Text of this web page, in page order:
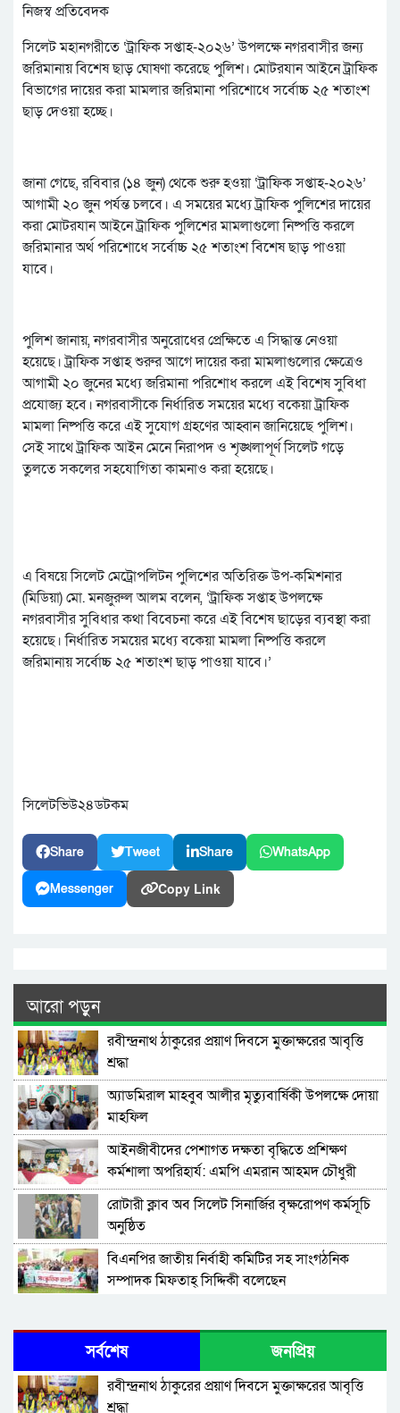
নিজস্ব প্রতিবেদক
সিলেট মহানগরীতে ‘ট্রাফিক সপ্তাহ-২০২৬’ উপলক্ষে নগরবাসীর জন্য
জরিমানায় বিশেষ ছাড় ঘোষণা করেছে পুলিশ। মোটরযান আইনে ট্রাফিক
বিভাগের দায়ের করা মামলার জরিমানা পরিশোধে সর্বোচ্চ ২৫ শতাংশ
ছাড় দেওয়া হচ্ছে।
জানা গেছে, রবিবার (১৪ জুন) থেকে শুরু হওয়া ‘ট্রাফিক সপ্তাহ-২০২৬’
আগামী ২০ জুন পর্যন্ত চলবে। এ সময়ের মধ্যে ট্রাফিক পুলিশের দায়ের
করা মোটরযান আইনে ট্রাফিক পুলিশের মামলাগুলো নিষ্পত্তি করলে
জরিমানার অর্থ পরিশোধে সর্বোচ্চ ২৫ শতাংশ বিশেষ ছাড় পাওয়া
যাবে।
পুলিশ জানায়, নগরবাসীর অনুরোধের প্রেক্ষিতে এ সিদ্ধান্ত নেওয়া
হয়েছে। ট্রাফিক সপ্তাহ শুরুর আগে দায়ের করা মামলাগুলোর ক্ষেত্রেও
আগামী ২০ জুনের মধ্যে জরিমানা পরিশোধ করলে এই বিশেষ সুবিধা
প্রযোজ্য হবে। নগরবাসীকে নির্ধারিত সময়ের মধ্যে বকেয়া ট্রাফিক
মামলা নিষ্পত্তি করে এই সুযোগ গ্রহণের আহ্বান জানিয়েছে পুলিশ।
সেই সাথে ট্রাফিক আইন মেনে নিরাপদ ও শৃঙ্খলাপূর্ণ সিলেট গড়ে
তুলতে সকলের সহযোগিতা কামনাও করা হয়েছে।
এ বিষয়ে সিলেট মেট্রোপলিটন পুলিশের অতিরিক্ত উপ-কমিশনার
(মিডিয়া) মো. মনজুরুল আলম বলেন, ‘ট্রাফিক সপ্তাহ উপলক্ষে
নগরবাসীর সুবিধার কথা বিবেচনা করে এই বিশেষ ছাড়ের ব্যবস্থা করা
হয়েছে। নির্ধারিত সময়ের মধ্যে বকেয়া মামলা নিষ্পত্তি করলে
জরিমানায় সর্বোচ্চ ২৫ শতাংশ ছাড় পাওয়া যাবে।’
সিলেটভিউ২৪ডটকম
Share Tweet Share WhatsApp
Messenger Copy Link
আরো পড়ুন
রবীন্দ্রনাথ ঠাকুরের প্রয়াণ দিবসে মুক্তাক্ষরের আবৃত্তি
শ্রদ্ধা
অ্যাডমিরাল মাহবুব আলীর মৃত্যুবার্ষিকী উপলক্ষে দোয়া
মাহফিল
‎আইনজীবীদের পেশাগত দক্ষতা বৃদ্ধিতে প্রশিক্ষণ
কর্মশালা অপরিহার্য: এমপি এমরান আহমদ চৌধুরী
রোটারী ক্লাব অব সিলেট সিনার্জির বৃক্ষরোপণ কর্মসূচি
অনুষ্ঠিত
বিএনপির জাতীয় নির্বাহী কমিটির সহ সাংগঠনিক
সম্পাদক মিফতাহ্ সিদ্দিকী বলেছেন
সেক্রেটারী অধ্যক্ষ নজরুল ইসলাম বলেছেন
সিলেটে গ্যাস সংকট নিয়ে যা বলল জালালাবাদ
সর্বশেষ জনপ্রিয়
রবীন্দ্রনাথ ঠাকুরের প্রয়াণ দিবসে মুক্তাক্ষরের আবৃত্তি
শ্রদ্ধা